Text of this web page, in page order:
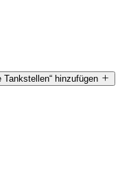
Tankstellen“ hinzufügen